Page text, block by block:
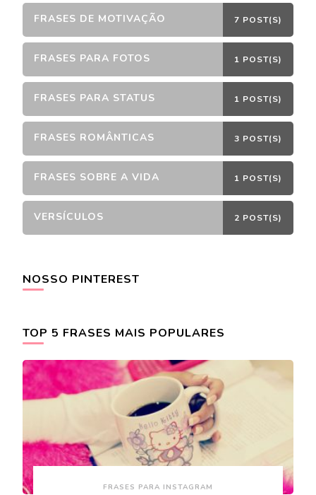
FRASES DE MOTIVAÇÃO 7 POST(S)
FRASES PARA FOTOS 1 POST(S)
FRASES PARA STATUS 1 POST(S)
FRASES ROMÂNTICAS 3 POST(S)
FRASES SOBRE A VIDA 1 POST(S)
VERSÍCULOS 2 POST(S)
NOSSO PINTEREST
TOP 5 FRASES MAIS POPULARES
FRASES PARA INSTAGRAM